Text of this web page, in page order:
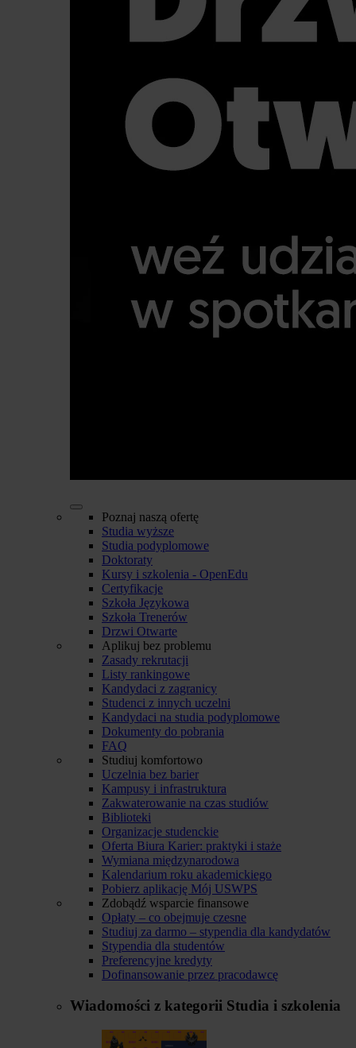
Poznaj naszą ofertę
Studia wyższe
Studia podyplomowe
Doktoraty
Kursy i szkolenia - OpenEdu
Certyfikacje
Szkoła Językowa
Szkoła Trenerów
Drzwi Otwarte
Aplikuj bez problemu
Zasady rekrutacji
Listy rankingowe
Kandydaci z zagranicy
Studenci z innych uczelni
Kandydaci na studia podyplomowe
Dokumenty do pobrania
FAQ
Studiuj komfortowo
Uczelnia bez barier
Kampusy i infrastruktura
Zakwaterowanie na czas studiów
Biblioteki
Organizacje studenckie
Oferta Biura Karier: praktyki i staże
Wymiana międzynarodowa
Kalendarium roku akademickiego
Pobierz aplikację Mój USWPS
Zdobądź wsparcie finansowe
Opłaty – co obejmuje czesne
Studiuj za darmo – stypendia dla kandydatów
Stypendia dla studentów
Preferencyjne kredyty
Dofinansowanie przez pracodawcę
Wiadomości z kategorii Studia i szkolenia